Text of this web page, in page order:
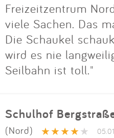
Freizeitzentrum
viele Sachen. Das
Die Schaukel
wird es nie
Seilbahn ist toll."
Schulhof
(Nord)